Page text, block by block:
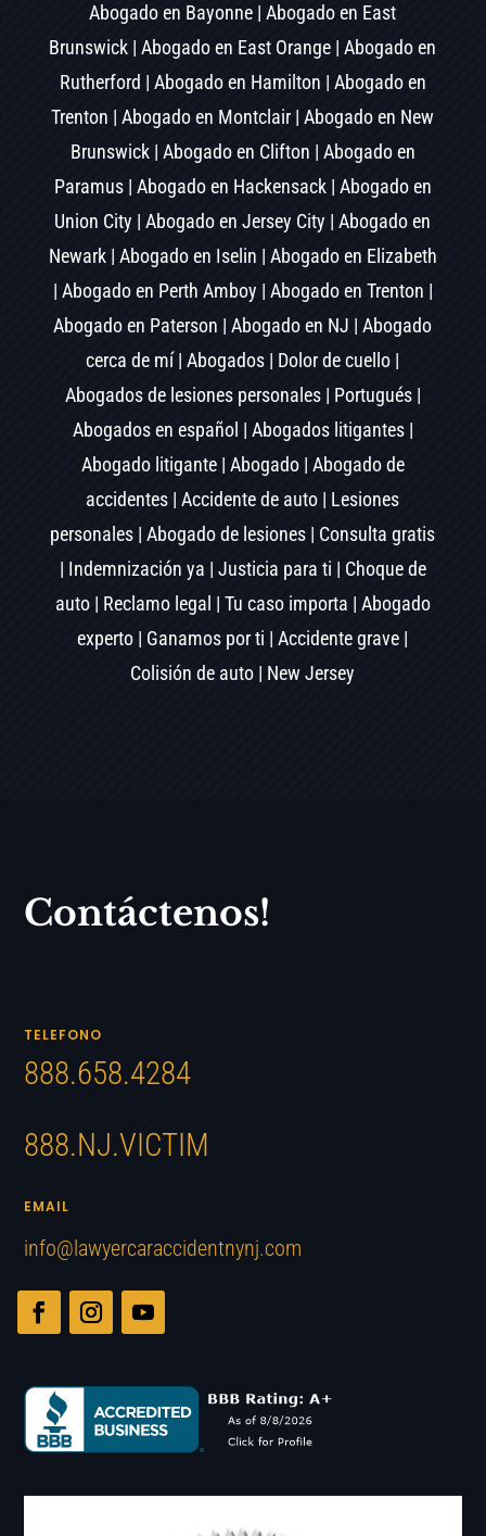
Abogado en Bayonne | Abogado en East
Brunswick | Abogado en East Orange | Abogado en
Rutherford | Abogado en Hamilton | Abogado en
Trenton | Abogado en Montclair | Abogado en New
Brunswick | Abogado en Clifton | Abogado en
Paramus | Abogado en Hackensack | Abogado en
Union City | Abogado en Jersey City | Abogado en
Newark | Abogado en Iselin | Abogado en Elizabeth
| Abogado en Perth Amboy | Abogado en Trenton |
Abogado en Paterson | Abogado en NJ | Abogado
cerca de mí | Abogados | Dolor de cuello |
Abogados de lesiones personales | Portugués |
Abogados en español | Abogados litigantes |
Abogado litigante | Abogado | Abogado de
accidentes | Accidente de auto | Lesiones
personales | Abogado de lesiones | Consulta gratis
| Indemnización ya | Justicia para ti | Choque de
auto | Reclamo legal | Tu caso importa | Abogado
experto | Ganamos por ti | Accidente grave |
Colisión de auto | New Jersey
Contáctenos!
TELEFONO
888.658.4284
888.NJ.VICTIM
EMAIL
info@lawyercaraccidentnynj.com